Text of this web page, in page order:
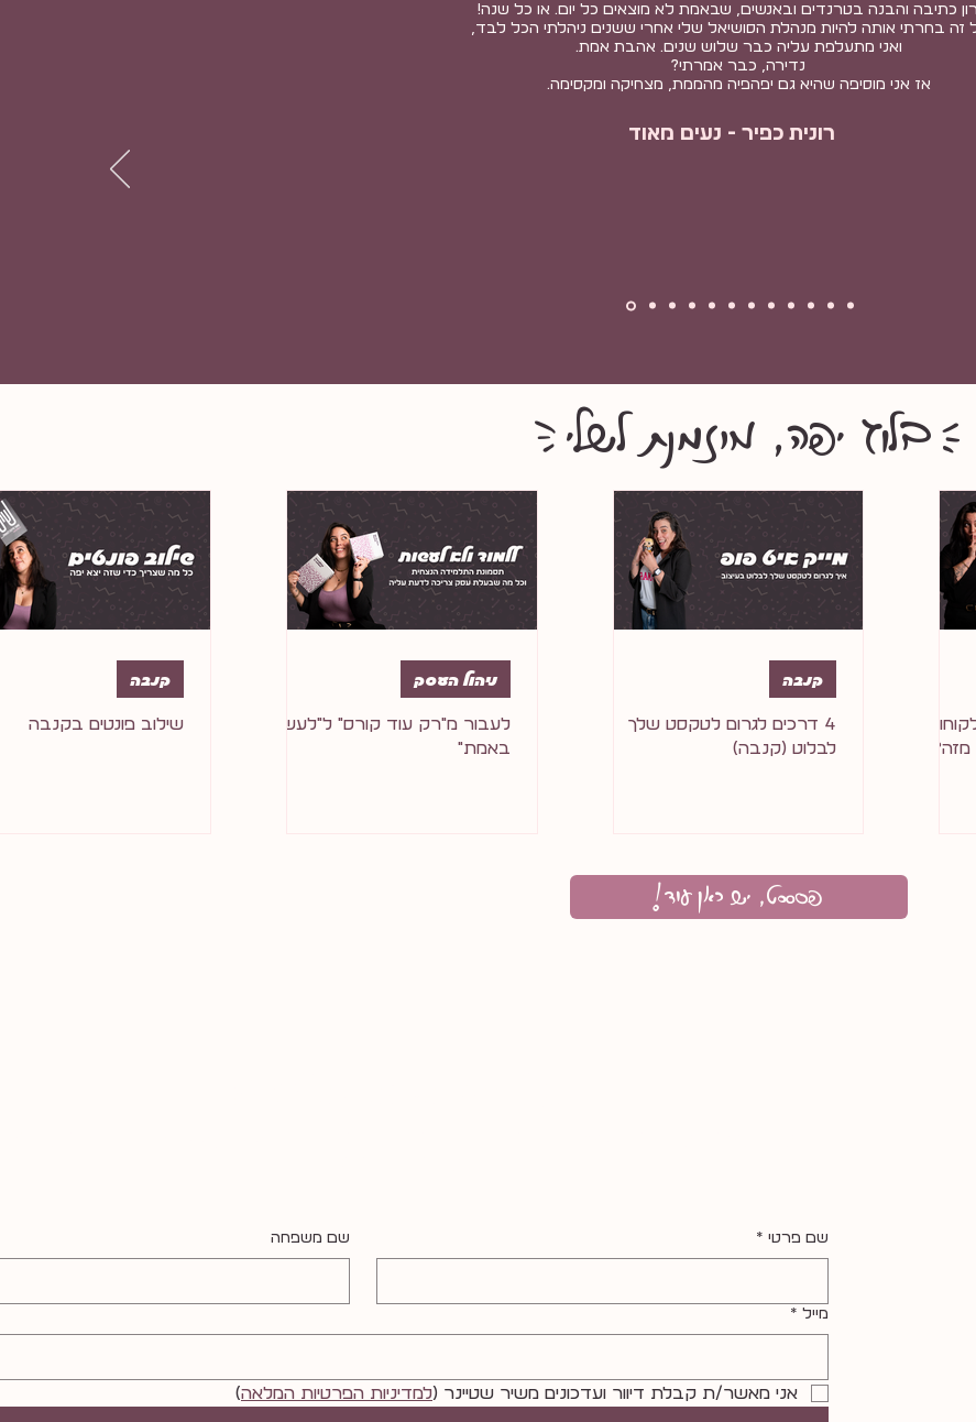
כתיבה והבנה בטרנדים ובאנשים, שבאמת לא מוצאים כל יום. או כל שנה!
זה בחרתי אותה להיות מנהלת הסושיאל שלי אחרי ששנים ניהלתי הכל לבד,
ואני מתעלפת עליה כבר שלוש שנים. אהבת אמת.
נדירה, כבר אמרתי?
אז אני מוסיפה שהיא גם יפהפיה מהממת, מצחיקה ומקסימה.
רונית כפיר - נעים מאוד
^^^^^ב+ל+וג יפה, מוזמנת ל+שלי^^^^^^
4 דרכים לגרום לטקסט שלך
לבלוט (קנבה)
קנבה
לעבור מ״רק עוד קורס״ ל״לעשות
באמת״
ניהול העסק
שילוב פונטים בקנבה
קנבה
!פסססט, יש כאן עוד
שם פרטי * שם משפחה
מייל *
אני מאשר/ת קבלת דיוור ועדכונים משיר שטיינר (למדיניות הפרטיות המלאה)